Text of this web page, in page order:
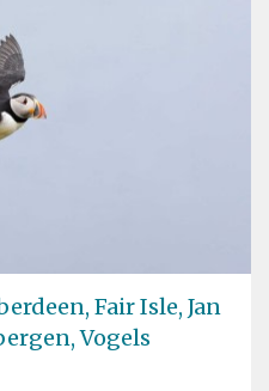
Fair Isle, Jan
Vogels